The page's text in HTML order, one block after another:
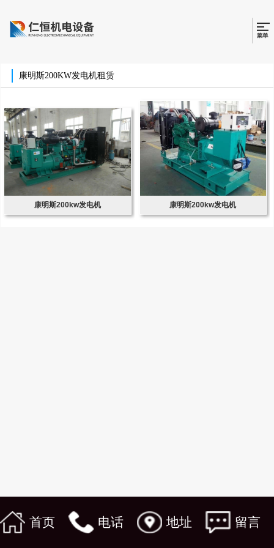
康明斯200KW发电机租赁
康明斯200kw发电机 康明斯200kw发电机
首页 电话 地址 留言